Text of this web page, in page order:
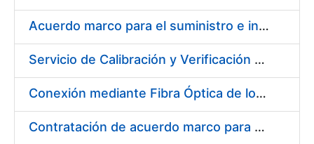
Acuerdo marco para el suministro e instalación de persianas, estores y otros complementos
Servicio de Calibración y Verificación Externa de los Equipos de Medición del Servicio de Prevención de la FNMT-RCM
Conexión mediante Fibra Óptica de los Centros de Proceso de Datos (CPDs) de las sedes de la FNMT-RCM de Burgos y Madrid
Contratación de acuerdo marco para el Suministro de Material de Electricidad para la Fábrica Nacional de Moneda y Timbre-Real Casa de la Moneda en su centro de trabajo de Burgos